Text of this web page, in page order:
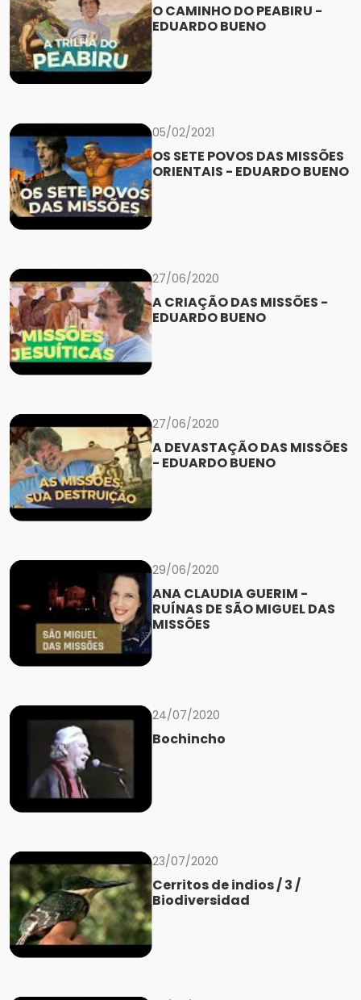
O CAMINHO DO PEABIRU -
EDUARDO BUENO
05/02/2021
OS SETE POVOS DAS MISSÕES
ORIENTAIS - EDUARDO BUENO
27/06/2020
A CRIAÇÃO DAS MISSÕES -
EDUARDO BUENO
27/06/2020
A DEVASTAÇÃO DAS MISSÕES
- EDUARDO BUENO
29/06/2020
ANA CLAUDIA GUERIM -
RUÍNAS DE SÃO MIGUEL DAS
MISSÕES
24/07/2020
Bochincho
23/07/2020
Cerritos de indios / 3 /
Biodiversidad